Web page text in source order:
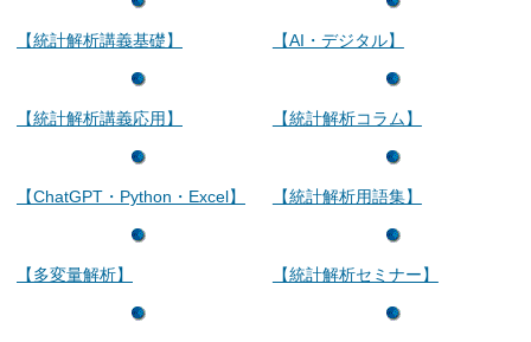
【統計解析講義基礎】
【統計解析講義応用】
【ChatGPT・Python・Excel】
【多変量解析】
【AI・デジタル】
【統計解析コラム】
【統計解析用語集】
【統計解析セミナー】